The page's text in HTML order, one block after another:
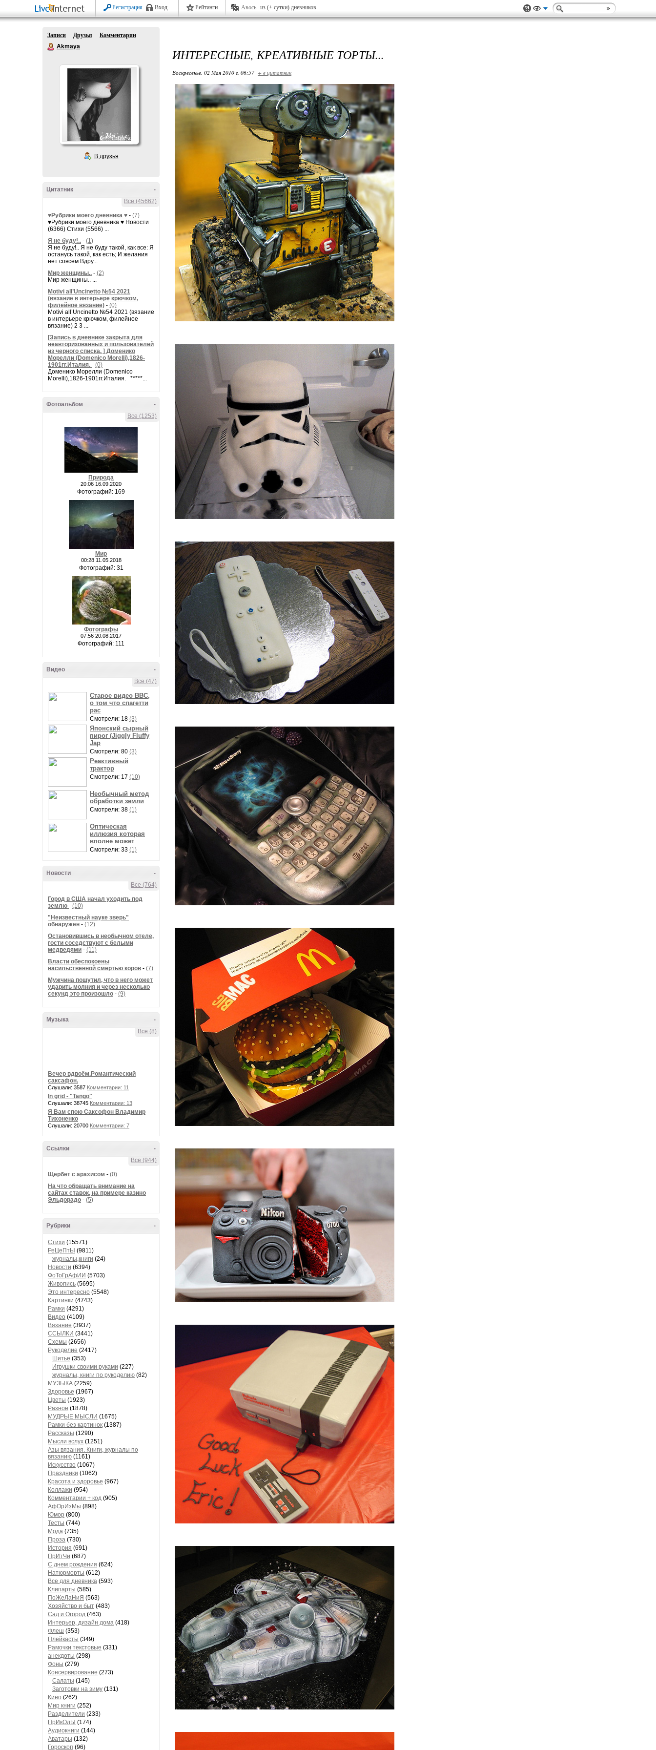
Регистрация Вход Рейтинги Авось из (+ сутки) дневников
Записи Друзья
Комментарии
Akmaya
В друзья
-
Цитатник
Все (45662)
♥Рубрики моего дневника ♥ - (7)
♥Рубрики моего дневника ♥ Новости
(6366) Стихи (5566) ...
Я не буду!.. - (1)
Я не буду!.. Я не буду такой, как все: Я
останусь такой, как есть; И желания
нет совсем Вдру...
Мир женщины.. - (2)
Мир женщины.. ...
Motivi all’Uncinetto №54 2021
(вязание в интерьере крючком,
филейное вязание) - (0)
Motivi all’Uncinetto №54 2021 (вязание
в интерьере крючком, филейное
вязание) 2 3 ...
[Запись в дневнике закрыта для
неавторизованных и пользователей
из черного списка. ] Доменико
Морелли (Domenico Morelli),1826-
1901гг.Италия. - (0)
Доменико Морелли (Domenico
Morelli),1826-1901гг.Италия. *****...
-
Фотоальбом
Все (1253)
Природа
20:06 16.09.2020
Фотографий: 169
Мир
00:28 11.05.2018
Фотографий: 31
Фотографы
07:56 20.08.2017
Фотографий: 111
-
Видео
Все (47)
Старое видео BBC,
о том что спагетти
рас
Смотрели: 18 (3)
Японский сырный
пирог (Jiggly Fluffy
Jap
Смотрели: 80 (3)
Реактивный
трактор
Смотрели: 17 (10)
Необычный метод
обработки земли
Смотрели: 38 (1)
Оптическая
иллюзия которая
вполне может
Смотрели: 33 (1)
-
Новости
Все (764)
Город в США начал уходить под
землю - (10)
"Неизвестный науке зверь"
обнаружен - (12)
Остановившись в необычном отеле,
гости соседствуют с белыми
медведями - (11)
Власти обеспокоены
насильственной смертью коров - (7)
Мужчина пошутил, что в него может
ударить молния и через несколько
секунд это произошло - (9)
-
Музыка
Все (8)
Вечер вдвоём.Романтический
саксафон.
Слушали: 3587 Комментарии: 11
In grid - "Tango"
Слушали: 38745 Комментарии: 13
Я Вам спою Саксофон Владимир
Тихоненко
Слушали: 20700 Комментарии: 7
-
Ссылки
Все (944)
Щербет с арахисом - (0)
На что обращать внимание на
сайтах ставок, на примере казино
Эльдорадо - (5)
-
Рубрики
Стихи (15571)
РеЦеПтЫ (9811)
журналы,книги (24)
Новости (6394)
ФоТоГрАфИИ (5703)
Живопись (5695)
Это интересно (5548)
Картинки (4743)
Рамки (4291)
Видео (4109)
Вязание (3937)
ССЫЛКИ (3441)
Схемы (2656)
Рукоделие (2417)
Шитье (353)
Игрушки своими руками (227)
журналы, книги по рукоделию (82)
МУЗЫКА (2259)
Здоровье (1967)
Цветы (1923)
Разное (1878)
МУДРЫЕ МЫСЛИ (1675)
Рамки без картинок (1387)
Рассказы (1290)
Mысли вслух (1251)
Азы вязания. Книги, журналы по
вязанию (1161)
Искусство (1067)
Праздники (1062)
Красота и здоровье (967)
Коллажи (954)
Комментарии + код (905)
АфОрИзМы (898)
Юмор (800)
Тесты (744)
Мода (735)
Проза (730)
История (691)
ПрИтЧи (687)
С днем рождения (624)
Натюрморты (612)
Все для дневника (593)
Клипарты (585)
ПоЖеЛаНиЯ (563)
Хозяйство и быт (483)
Сад и Огород (463)
Интерьер, дизайн дома (418)
Флеш (353)
Плейкасты (349)
Рамочки текстовые (331)
анекдоты (298)
Фоны (279)
Консервирование (273)
Салаты (145)
Заготовки на зиму (131)
Кино (262)
Мир книги (252)
Разделители (233)
ПрИкОлЫ (174)
Аудиокниги (144)
Аватары (132)
Гороскоп (96)
ИНТЕРЕСНЫЕ, КРЕАТИВНЫЕ ТОРТЫ...
Воскресенье, 02 Мая 2010 г. 06:57 + в цитатник